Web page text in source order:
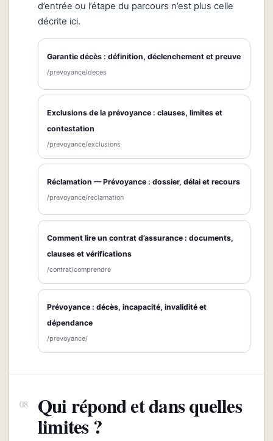
d’entrée ou l’étape du parcours n’est plus celle
décrite ici.
Garantie décès : définition, déclenchement et preuve
/prevoyance/deces
Exclusions de la prévoyance : clauses, limites et
contestation
/prevoyance/exclusions
Réclamation — Prévoyance : dossier, délai et recours
/prevoyance/reclamation
Comment lire un contrat d’assurance : documents,
clauses et vérifications
/contrat/comprendre
Prévoyance : décès, incapacité, invalidité et
dépendance
/prevoyance/
Qui répond et dans quelles
limites ?